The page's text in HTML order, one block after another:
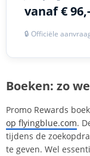
vanaf € 96,-
🔒 Officiële
Boeken: zo
Promo Rewards
op flyingblue.com.
tijdens de
te geven. Wel